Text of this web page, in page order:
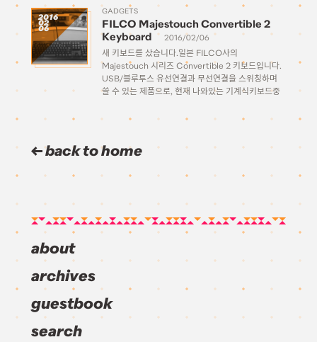
2016
02
06
GADGETS
FILCO Majestouch Convertible 2
Keyboard
2016/02/06
새 키보드를 샀습니다.일본 FILCO사의
Majestouch 시리즈 Convertible 2 키보드입니다.
USB/블루투스 유선연결과 무선연결을 스위칭하며
쓸 수 있는 제품으로, 현재 나와있는 기계식키보드중
루투스로 무선 연결이 가능한 기계식 키보드입니다.
back to home
about
archives
guestbook
search